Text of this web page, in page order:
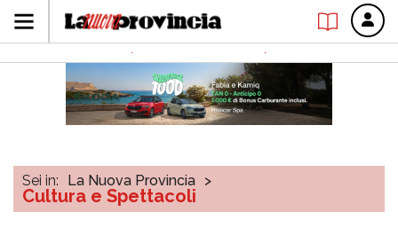
Sei in: La Nuova Provincia >
Cultura e Spettacoli